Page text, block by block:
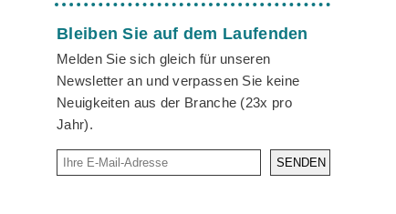
Bleiben Sie auf dem Laufenden
Melden Sie sich gleich für unseren
Newsletter an und verpassen Sie keine
Neuigkeiten aus der Branche (23x pro
Jahr).
SENDEN